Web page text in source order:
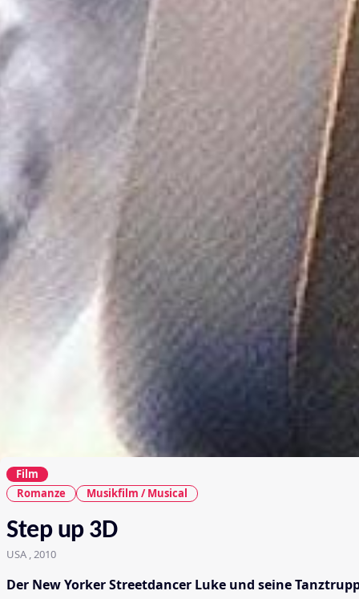
Film
Romanze
Musikfilm / Musical
Step up 3D
USA , 2010
Der New Yorker Streetdancer Luke und seine